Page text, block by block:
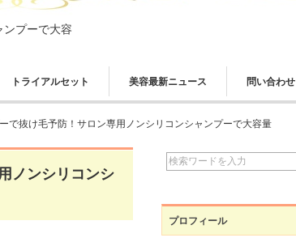
プーで大容
トライアルセット 美容最新ニュース 問い合わせ
で抜け毛予防！サロン専用ノンシリコンシャンプーで大容量
ノンシリコンシ
プロフィール